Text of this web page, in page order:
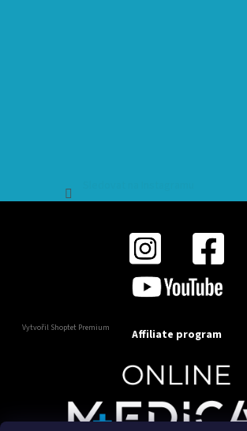
Vytvořil Shoptet Premium Affiliate program